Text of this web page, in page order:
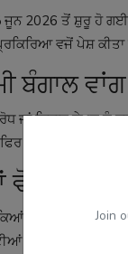
Join
2026 ਤੋਂ ਸ਼ੁਰੂ ਹੋ
ਵਜੋਂ ਪੇਸ਼
ਬੰਗਾਲ
ਜਾਂ ਵਿਵਾਦ ਦੇਖਣ ਨੂੰ
ਵੀ ਆਉਣ ਵਾਲੇ
ਦਾ
ਵਿੱਚ ਪ੍ਰਵਾਸੀ
ਇਸ ਮਾਮਲੇ ਨੂੰ ਖੁੱਲ੍ਹ